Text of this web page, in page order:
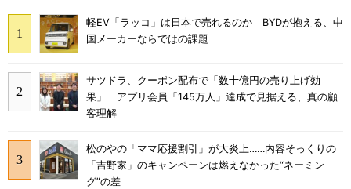
軽EV「ラッコ」は日本で売れるのか BYDが抱える、中
国メーカーならではの課題
サツドラ、クーポン配布で「数十億円の売り上げ効
果」 アプリ会員「145万人」達成で見据える、真の顧
客理解
松のやの「ママ応援割引」が大炎上……内容そっくりの
「吉野家」のキャンペーンは燃えなかった“ネーミン
グ”の差